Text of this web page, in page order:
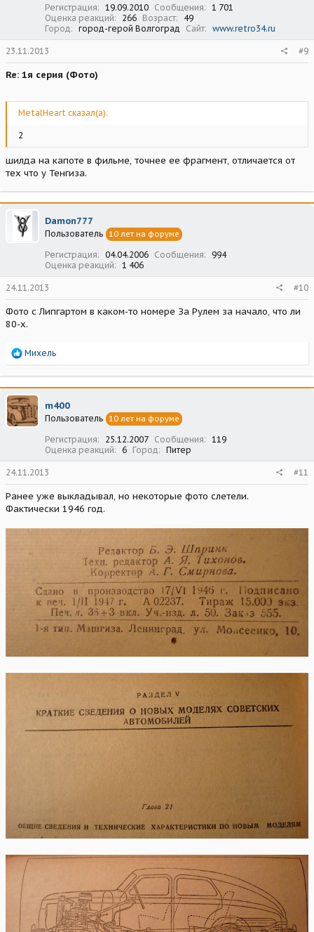
Регистрация 19.09.2010 Сообщения
1 701
Оценка реакций
266 Возраст
49
Город
город-герой Волгоград Сайт www.retro34.ru
23.11.2013 #9
Re: 1я серия (Фото)
MetalHeart сказал(а):
2
шилда на капоте в фильме, точнее ее фрагмент, отличается от
тех что у Тенгиза.
Damon777
Пользователь 10 лет на форуме
Регистрация 04.04.2006 Сообщения
994
Оценка реакций
1 406
24.11.2013 #10
Фото с Липгартом в каком-то номере За Рулем за начало, что ли
80-х.
Р
а
к
ц
и
и
Михель
m400
Пользователь 10 лет на форуме
Регистрация 25.12.2007 Сообщения
119
Оценка реакций
6 Город Питер
24.11.2013 #11
Ранее уже выкладывал, но некоторые фото слетели.
Фактически 1946 год.